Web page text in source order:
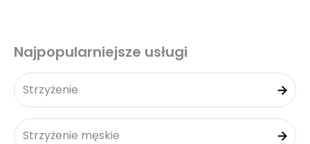
Najpopularniejsze usługi
Strzyżenie
Strzyżenie męskie